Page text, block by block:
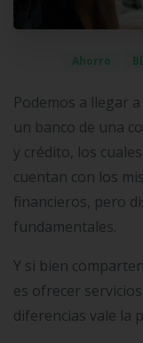
Ahorro
Podemos a llegar
un banco de una
y crédito, los
cuentan con los
financieros, pero
fundamentales.
Y si bien
es ofrecer
diferencias vale la